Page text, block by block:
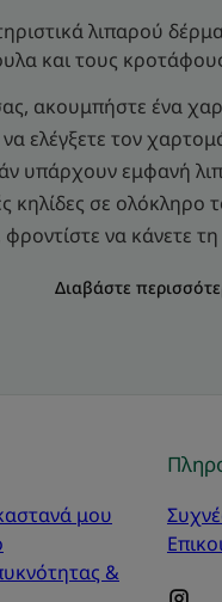
λιπαρού
και τους
ακουμπήστε ένα
ελέγξετε τον
υπάρχουν εμφανή
κηλίδες σε ολόκληρο
να κάνετε
Διαβάστε
μου
&